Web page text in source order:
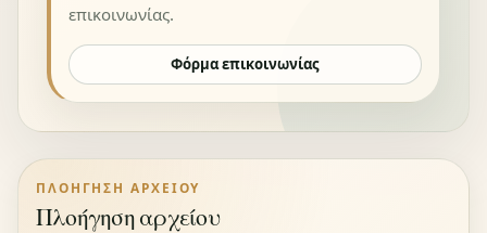
επικοινωνίας.
Φόρμα επικοινωνίας
ΠΛΟΉΓΗΣΗ ΑΡΧΕΊΟΥ
Πλοήγηση αρχείου